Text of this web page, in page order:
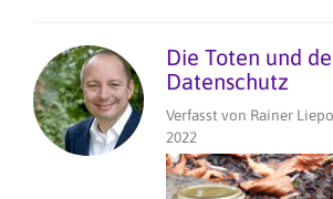
Die Toten und
Datenschutz
Verfasst von Rainer
2022